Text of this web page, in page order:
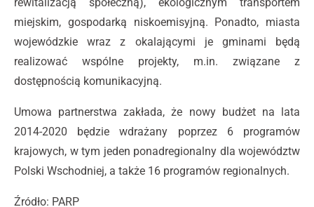
miejskim, gospodarką niskoemisyjną. Ponadto, miasta
wojewódzkie wraz z okalającymi je gminami będą
realizować wspólne projekty, m.in. związane z
dostępnością komunikacyjną.
Umowa partnerstwa zakłada, że nowy budżet na lata
2014-2020 będzie wdrażany poprzez 6 programów
krajowych, w tym jeden ponadregionalny dla województw
Polski Wschodniej, a także 16 programów regionalnych.
Źródło: PARP